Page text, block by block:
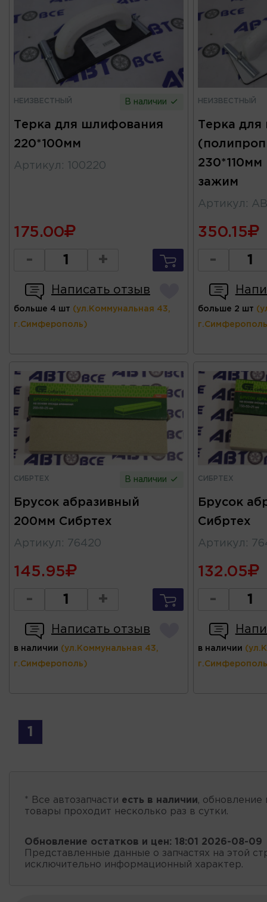
НЕИЗВЕСТНЫЙ В наличии
Терка для шлифования
220*100мм
Артикул : 100220
175.00
- +
Написать отзыв
больше 4 шт (ул.Коммунальная 43,
г.Симферополь)
НЕИЗВЕСТНЫЙ
Терка
230*110мм
зажим
Артикул :
350.15
-
больше 2 шт
СИБРТЕХ В наличии
Брусок абразивный
200мм Сибртех
Артикул : 76420
145.95
- +
Написать отзыв
в наличии (ул.Коммунальная 43,
г.Симферополь)
СИБРТЕХ
Брусок
Сибртех
Артикул :
132.05
-
в наличии
1
* Все автозапчасти есть в наличии, обновление
товары проходит несколько раз в сутки.
Обновление остатков и цен: 18:01 2026-08-09
Представленные данные о запчастях на этой
исключительно информационный характер.